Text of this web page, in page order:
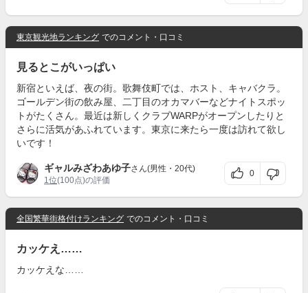
東京観光地ランキング でのコメント・口コミ
見るとこがいっぱい
新宿といえば、夜の街。歌舞伎町では、ホスト、キャバクラ。
ゴールデン街の飲み屋、二丁目のオカマバーなどナイトスポッ
トがたくさん。最近は新しくクラブWARPがオープンしたりと
さらに活気があふれています。東京に来たら一度は訪れて欲し
いです！
ギャルみざわあゆ子さん(男性・20代)
1位(100点)の評価
0
全国繁華街格付けランキング でのコメント・口コミ
カッケえ……
カッケえな……